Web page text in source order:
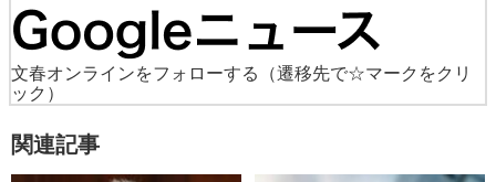
文春オンラインをフォローする
（遷移先で☆マークをクリ
ック）
関連記事